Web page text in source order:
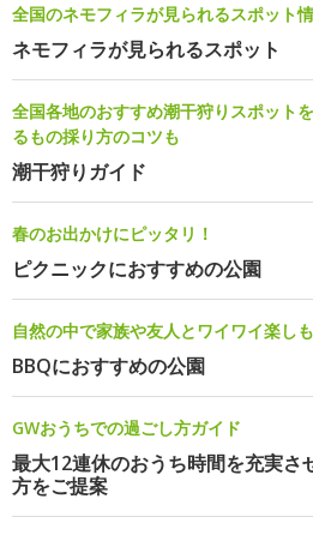
全国のネモフィラが見られるスポット
ネモフィラが見られるスポット
全国各地のおすすめ潮干狩りスポット
るもの採り方のコツも
潮干狩りガイド
春のお出かけにピッタリ！
ピクニックにおすすめの公園
自然の中で家族や友人とワイワイ楽し
BBQにおすすめの公園
GWおうちでの過ごし方ガイド
最大12連休のおうち時間を充実さ
方をご提案